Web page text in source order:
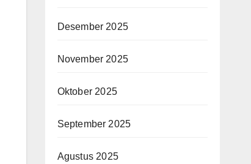
Desember 2025
November 2025
Oktober 2025
September 2025
Agustus 2025